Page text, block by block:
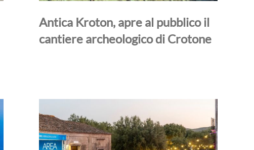
Antica Kroton, apre al pubblico il
cantiere archeologico di Crotone